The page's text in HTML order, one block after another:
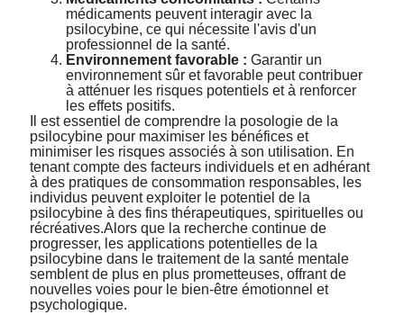
médicaments peuvent interagir avec la
psilocybine, ce qui nécessite l'avis d'un
professionnel de la santé.
Environnement favorable : Garantir un
environnement sûr et favorable peut contribuer
à atténuer les risques potentiels et à renforcer
les effets positifs.
Il est essentiel de comprendre la posologie de la
psilocybine pour maximiser les bénéfices et
minimiser les risques associés à son utilisation. En
tenant compte des facteurs individuels et en adhérant
à des pratiques de consommation responsables, les
individus peuvent exploiter le potentiel de la
psilocybine à des fins thérapeutiques, spirituelles ou
récréatives.Alors que la recherche continue de
progresser, les applications potentielles de la
psilocybine dans le traitement de la santé mentale
semblent de plus en plus prometteuses, offrant de
nouvelles voies pour le bien-être émotionnel et
psychologique.